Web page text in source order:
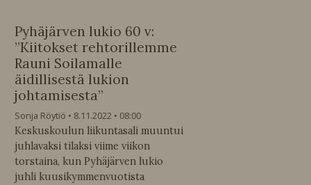
Pyhäjärven lukio 60 v:
”Kiitokset rehtorillemme
Rauni Soilamalle
äidillisestä lukion
johtamisesta”
Sonja Röytiö 8.11.2022
08:00
Keskuskoulun liikuntasali muuntui
juhlavaksi tilaksi viime viikon
torstaina, kun Pyhäjärven lukio
juhli kuusikymmenvuotista